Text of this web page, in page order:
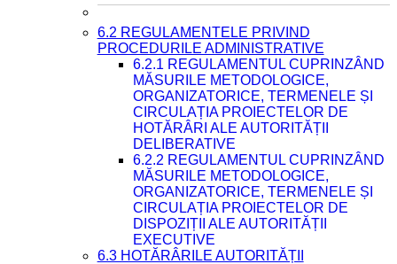
6.2 REGULAMENTELE PRIVIND
PROCEDURILE ADMINISTRATIVE
6.2.1 REGULAMENTUL CUPRINZÂND
MĂSURILE METODOLOGICE,
ORGANIZATORICE, TERMENELE ȘI
CIRCULAȚIA PROIECTELOR DE
HOTĂRÂRI ALE AUTORITĂȚII
DELIBERATIVE
6.2.2 REGULAMENTUL CUPRINZÂND
MĂSURILE METODOLOGICE,
ORGANIZATORICE, TERMENELE ȘI
CIRCULAȚIA PROIECTELOR DE
DISPOZIȚII ALE AUTORITĂȚII
EXECUTIVE
6.3 HOTĂRÂRILE AUTORITĂȚII